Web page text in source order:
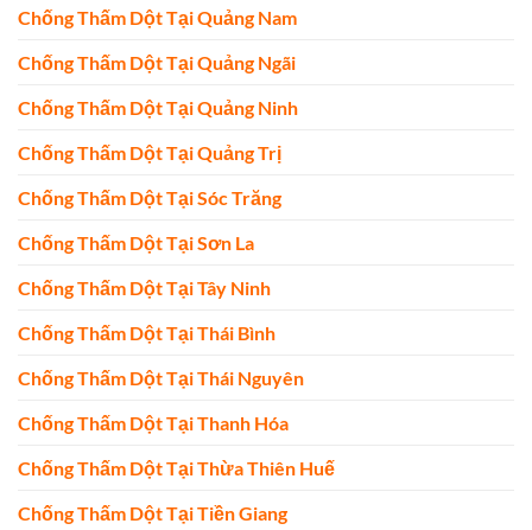
Chống Thấm Dột Tại Quảng Nam
Chống Thấm Dột Tại Quảng Ngãi
Chống Thấm Dột Tại Quảng Ninh
Chống Thấm Dột Tại Quảng Trị
Chống Thấm Dột Tại Sóc Trăng
Chống Thấm Dột Tại Sơn La
Chống Thấm Dột Tại Tây Ninh
Chống Thấm Dột Tại Thái Bình
Chống Thấm Dột Tại Thái Nguyên
Chống Thấm Dột Tại Thanh Hóa
Chống Thấm Dột Tại Thừa Thiên Huế
Chống Thấm Dột Tại Tiền Giang